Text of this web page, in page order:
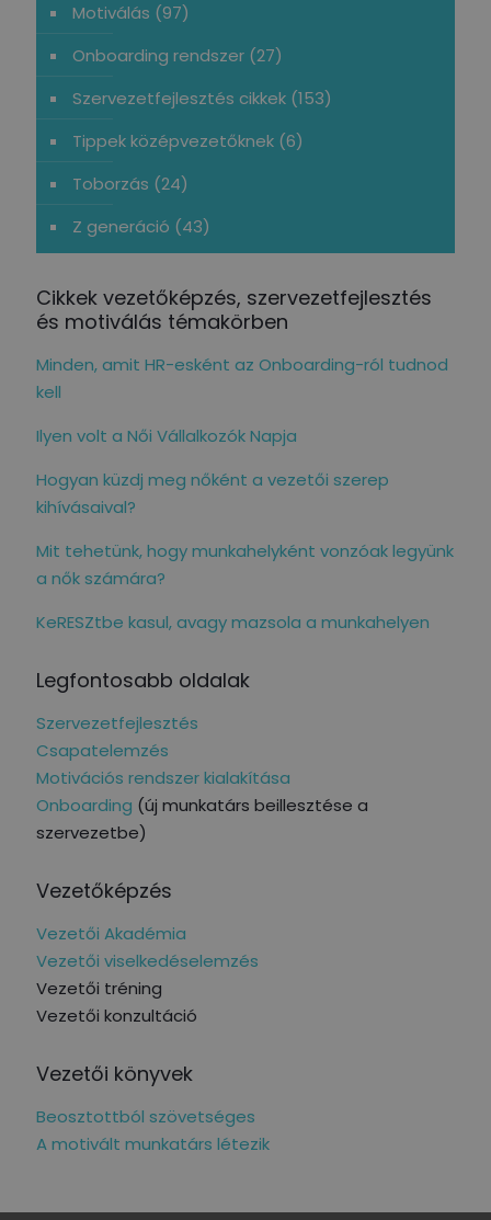
Motiválás (97)
Onboarding rendszer (27)
Szervezetfejlesztés cikkek (153)
Tippek középvezetőknek (6)
Toborzás (24)
Z generáció (43)
Cikkek vezetőképzés, szervezetfejlesztés
és motiválás témakörben
Minden, amit HR-esként az Onboarding-ról tudnod
kell
Ilyen volt a Női Vállalkozók Napja
Hogyan küzdj meg nőként a vezetői szerep
kihívásaival?
Mit tehetünk, hogy munkahelyként vonzóak legyünk
a nők számára?
KeRESZtbe kasul, avagy mazsola a munkahelyen
Legfontosabb oldalak
Szervezetfejlesztés
Csapatelemzés
Motivációs rendszer kialakítása
Onboarding (új munkatárs beillesztése a
szervezetbe)
Vezetőképzés
Vezetői Akadémia
Vezetői viselkedéselemzés
Vezetői tréning
Vezetői konzultáció
Vezetői könyvek
Beosztottból szövetséges
A motivált munkatárs létezik